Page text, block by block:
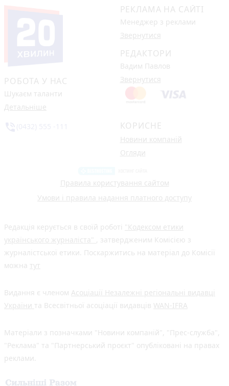
РОБОТА У НАС
Шукаєм таланти
Детальніше
РЕКЛАМА НА САЙТІ
Менеджер з реклами
Звернутися
РЕДАКТОРИ
Вадим Павлов
Звернутися
КОРИСНЕ
Новини компаній
Огляди
Правила користування сайтом
Умови і правила надання платного доступу
Редакція керується в своїй роботі "Кодексом етики
українського журналіста" , затвердженим Комісією з
журналістської етики. Поскаржитись на матеріал до Комісії
можна тут
Видання є членом Асоціації Незалежні регіональні видавці
України та Всесвітньої асоціації видавців WAN-IFRA
Матеріали з позначками "Новини компаній", "Прес-служба",
"Реклама" та "Партнерський проєкт" опубліковані на правах
реклами.